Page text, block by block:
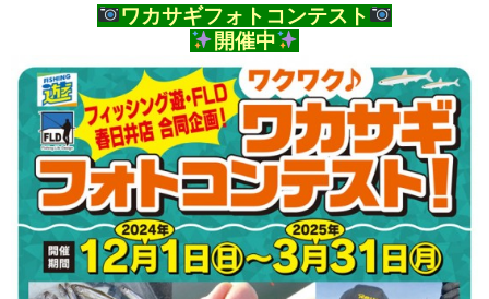
ワカサギフォトコンテスト
開催中